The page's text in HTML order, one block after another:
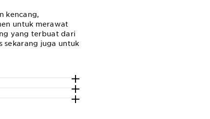
kencang,
untuk merawat
yang terbuat dari
sekarang juga untuk